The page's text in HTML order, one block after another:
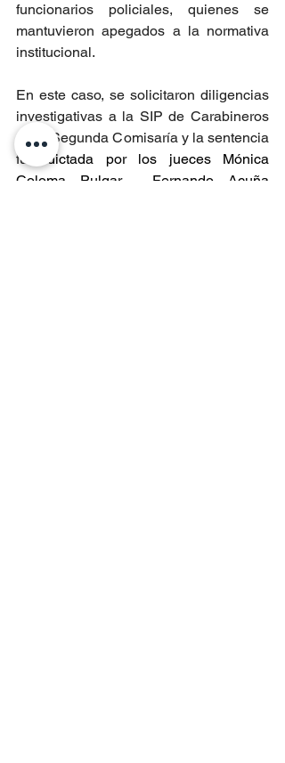
funcionarios policiales, quienes se
mantuvieron apegados a la normativa
institucional.
En este caso, se solicitaron diligencias
investigativas a la SIP de Carabineros
de la Segunda Comisaría y la sentencia
fue dictada por los jueces Mónica
Coloma Pulgar,  Fernando Acuña